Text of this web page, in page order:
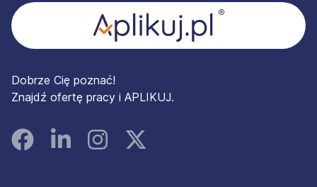
Dobrze Cię poznać!
Znajdź ofertę pracy i APLIKUJ.
FacebookLinked InInstagramInstagram